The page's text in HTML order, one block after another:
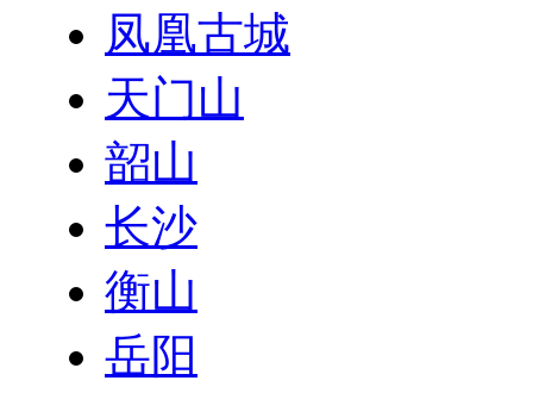
凤凰古城
天门山
韶山
长沙
衡山
岳阳